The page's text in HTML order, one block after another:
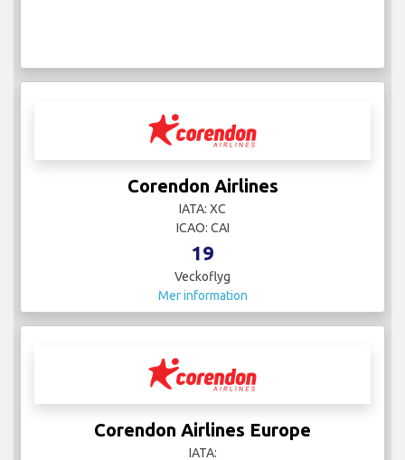
Corendon Airlines
IATA: XC
ICAO: CAI
19
Veckoflyg
Mer information
Corendon Airlines Europe
IATA: